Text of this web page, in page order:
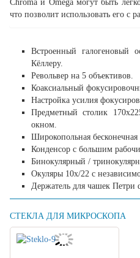
Chroma и Omega могут быть
что позволит использовать его с
Встроенный галогеновый
Кёллеру.
Револьвер на 5 объективов.
Коаксиальный
Настройка усилия
Предметный столик
окном.
Широкопольная бесконечная
Конденсор с большим
Бинокулярный /
Окуляры 10х/22 с
Держатель для чашек Петри
СТЕКЛА ДЛЯ МИКРОСКОПА